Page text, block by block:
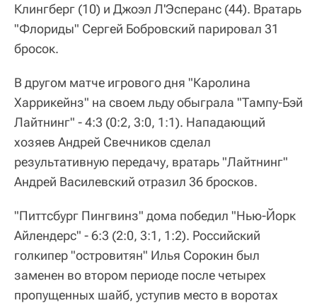
Клингберг (10) и Джоэл Л'Эсперанс (44). Вратарь
"Флориды" Сергей Бобровский парировал 31
бросок.
В другом матче игрового дня "Каролина
Харрикейнз" на своем льду обыграла "Тампу-Бэй
Лайтнинг" - 4:3 (0:2, 3:0, 1:1). Нападающий
хозяев Андрей Свечников сделал
результативную передачу, вратарь "Лайтнинг"
Андрей Василевский отразил 36 бросков.
"Питтсбург Пингвинз" дома победил "Нью-Йорк
Айлендерс" - 6:3 (2:0, 3:1, 1:2). Российский
голкипер "островитян" Илья Сорокин был
заменен во втором периоде после четырех
пропущенных шайб, уступив место в воротах